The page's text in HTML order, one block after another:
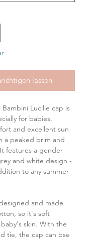
lassen
Bambini Lucille cap is
for babies,
and excellent sun
a peaked brim and
features a gender
and white design -
to any summer
and made
so it's soft
skin. With the
tie, the cap can bse